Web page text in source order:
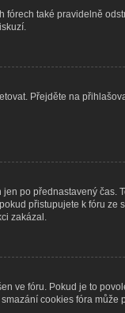
také pravidelně
Přejděte na
po přednastavený čas.
přistupujete k fóru
zakázal.
ve fóru. Pokud je to
cookies fóra může